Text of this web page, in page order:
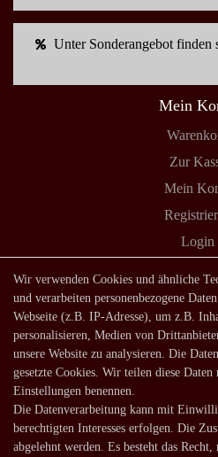
Unter Sonderangebot finden
Mein
Zur
Mein
Login
Shop
Versandarten
Wir verwenden Cookies und ähnliche
und verarbeiten personenbezogene
Webseite (z.B. IP-Adresse), um z.B.
personalisieren, Medien von
unsere Website zu analysieren. Die
gesetzte Cookies. Wir teilen diese
Einstellungen benennen.
Die Datenverarbeitung kann mit
berechtigten Interesses erfolgen. Die
abgelehnt werden. Es besteht das